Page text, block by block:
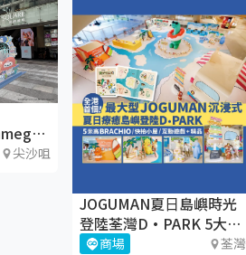
＠
尖沙咀
JOGUMAN夏⽇島嶼時光
登陸荃灣D·PARK 5大療
癒體驗區+期間限定店
商場 荃灣